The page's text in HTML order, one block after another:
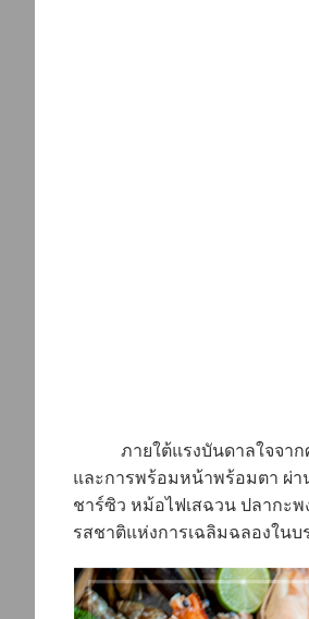
ภายใต้แรงบันดาลใจจากศ
และการพร้อมหน้าพร้อมตา ผ่า
ชาร์ซิว หม้อไฟเสฉวน ปลากะ
รสชาติแห่งการเฉลิมฉลองใน